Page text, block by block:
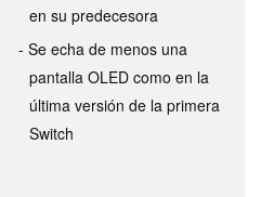
en su predecesora
Se echa de menos una
pantalla OLED como en la
última versión de la primera
Switch